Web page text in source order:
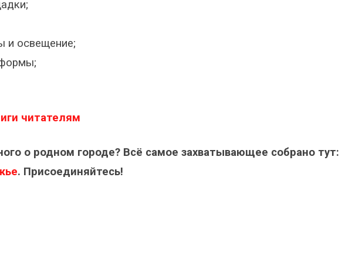
и освещение;
читателям
о родном городе? Всё самое захватывающее собрано тут:
. Присоединяйтесь!